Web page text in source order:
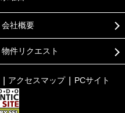
会社概要
物件リクエスト
アクセスマップ PCサイト